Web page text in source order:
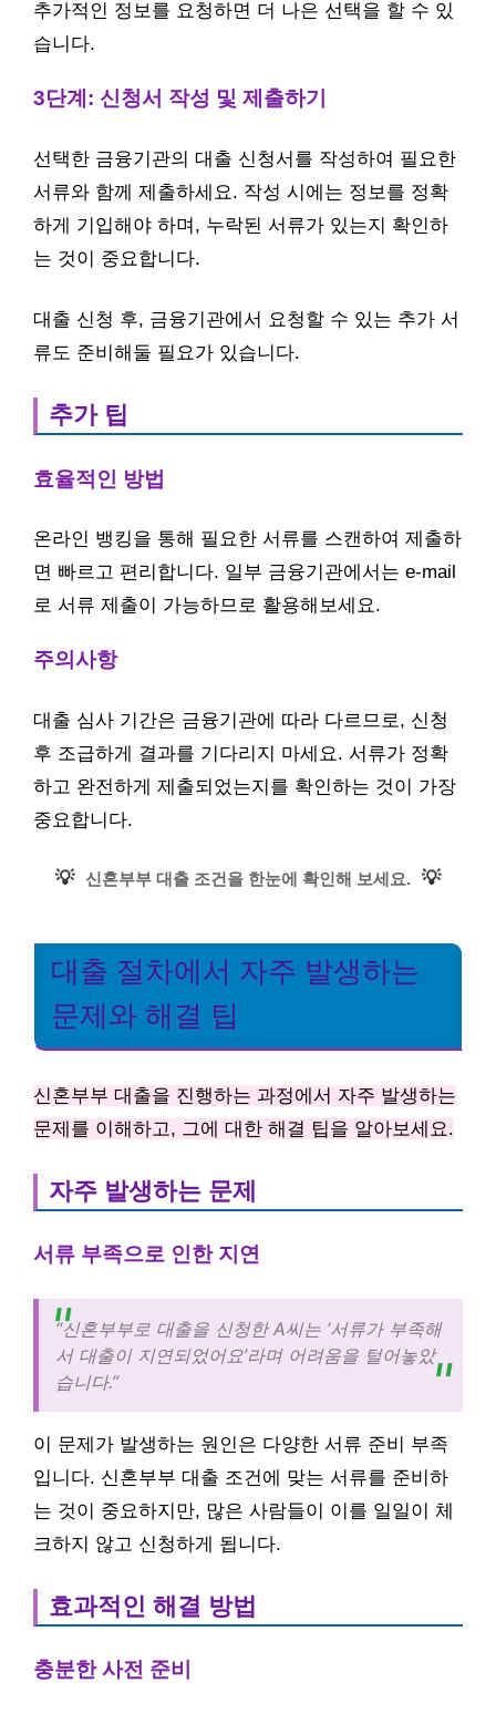
추가적인 정보를 요청하면 더 나은 선택을 할 수 있
습니다.
3단계: 신청서 작성 및 제출하기
선택한 금융기관의 대출 신청서를 작성하여 필요한
서류와 함께 제출하세요. 작성 시에는 정보를 정확
하게 기입해야 하며, 누락된 서류가 있는지 확인하
는 것이 중요합니다.
대출 신청 후, 금융기관에서 요청할 수 있는 추가 서
류도 준비해둘 필요가 있습니다.
추가 팁
효율적인 방법
온라인 뱅킹을 통해 필요한 서류를 스캔하여 제출하
면 빠르고 편리합니다. 일부 금융기관에서는 e-mail
로 서류 제출이 가능하므로 활용해보세요.
주의사항
대출 심사 기간은 금융기관에 따라 다르므로, 신청
후 조급하게 결과를 기다리지 마세요. 서류가 정확
하고 완전하게 제출되었는지를 확인하는 것이 가장
중요합니다.
💡 신혼부부 대출 조건을 한눈에 확인해 보세요. 💡
대출 절차에서 자주 발생하는
문제와 해결 팁
신혼부부 대출을 진행하는 과정에서 자주 발생하는
문제를 이해하고, 그에 대한 해결 팁을 알아보세요.
자주 발생하는 문제
서류 부족으로 인한 지연
“신혼부부로 대출을 신청한 A씨는 ‘서류가 부족해
서 대출이 지연되었어요’라며 어려움을 털어놓았
습니다.”
이 문제가 발생하는 원인은 다양한 서류 준비 부족
입니다. 신혼부부 대출 조건에 맞는 서류를 준비하
는 것이 중요하지만, 많은 사람들이 이를 일일이 체
크하지 않고 신청하게 됩니다.
효과적인 해결 방법
충분한 사전 준비